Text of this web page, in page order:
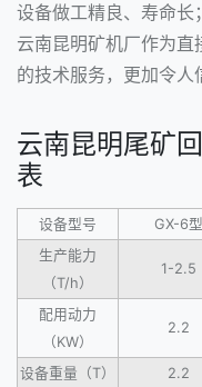
设备做工精良、寿命长；
云南昆明矿机厂作为
的技术服务，更加令人
云南昆明尾矿
表
设备型号 GX-6型
生产能力
（T/h）
1-2.5
配用动力
（KW）
2.2
设备重量（T） 2.2